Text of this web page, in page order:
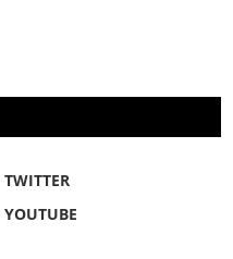
TWITTER
YOUTUBE